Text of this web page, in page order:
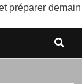
préparer demain